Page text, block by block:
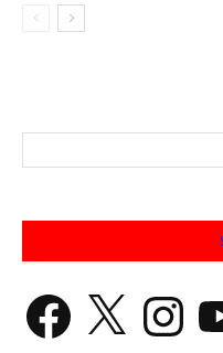
Facebook X Instagram